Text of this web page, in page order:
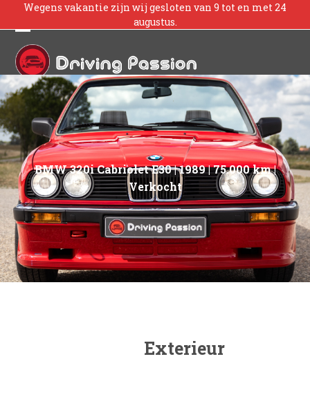
Skip
to
Wegens vakantie zijn wij gesloten van 9 tot en met 24
augustus.
Open
mobile
menu
Close
mobile
menu
BMW 320i Cabriolet E30 | 1989 | 75.000 km |
Verkocht
Exterieur